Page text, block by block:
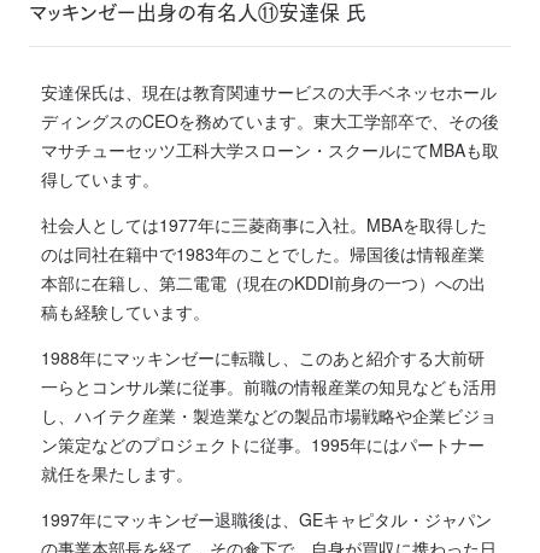
マッキンゼー出身の有名人⑪安達保 氏
安達保氏は、現在は教育関連サービスの大手ベネッセホール
ディングスのCEOを務めています。東大工学部卒で、その後
マサチューセッツ工科大学スローン・スクールにてMBAも取
得しています。
社会人としては1977年に三菱商事に入社。MBAを取得した
のは同社在籍中で1983年のことでした。帰国後は情報産業
本部に在籍し、第二電電（現在のKDDI前身の一つ）への出
稿も経験しています。
1988年にマッキンゼーに転職し、このあと紹介する大前研
一らとコンサル業に従事。前職の情報産業の知見なども活用
し、ハイテク産業・製造業などの製品市場戦略や企業ビジョ
ン策定などのプロジェクトに従事。1995年にはパートナー
就任を果たします。
1997年にマッキンゼー退職後は、GEキャピタル・ジャパン
の事業本部長を経て、その傘下で、自身が買収に携わった日